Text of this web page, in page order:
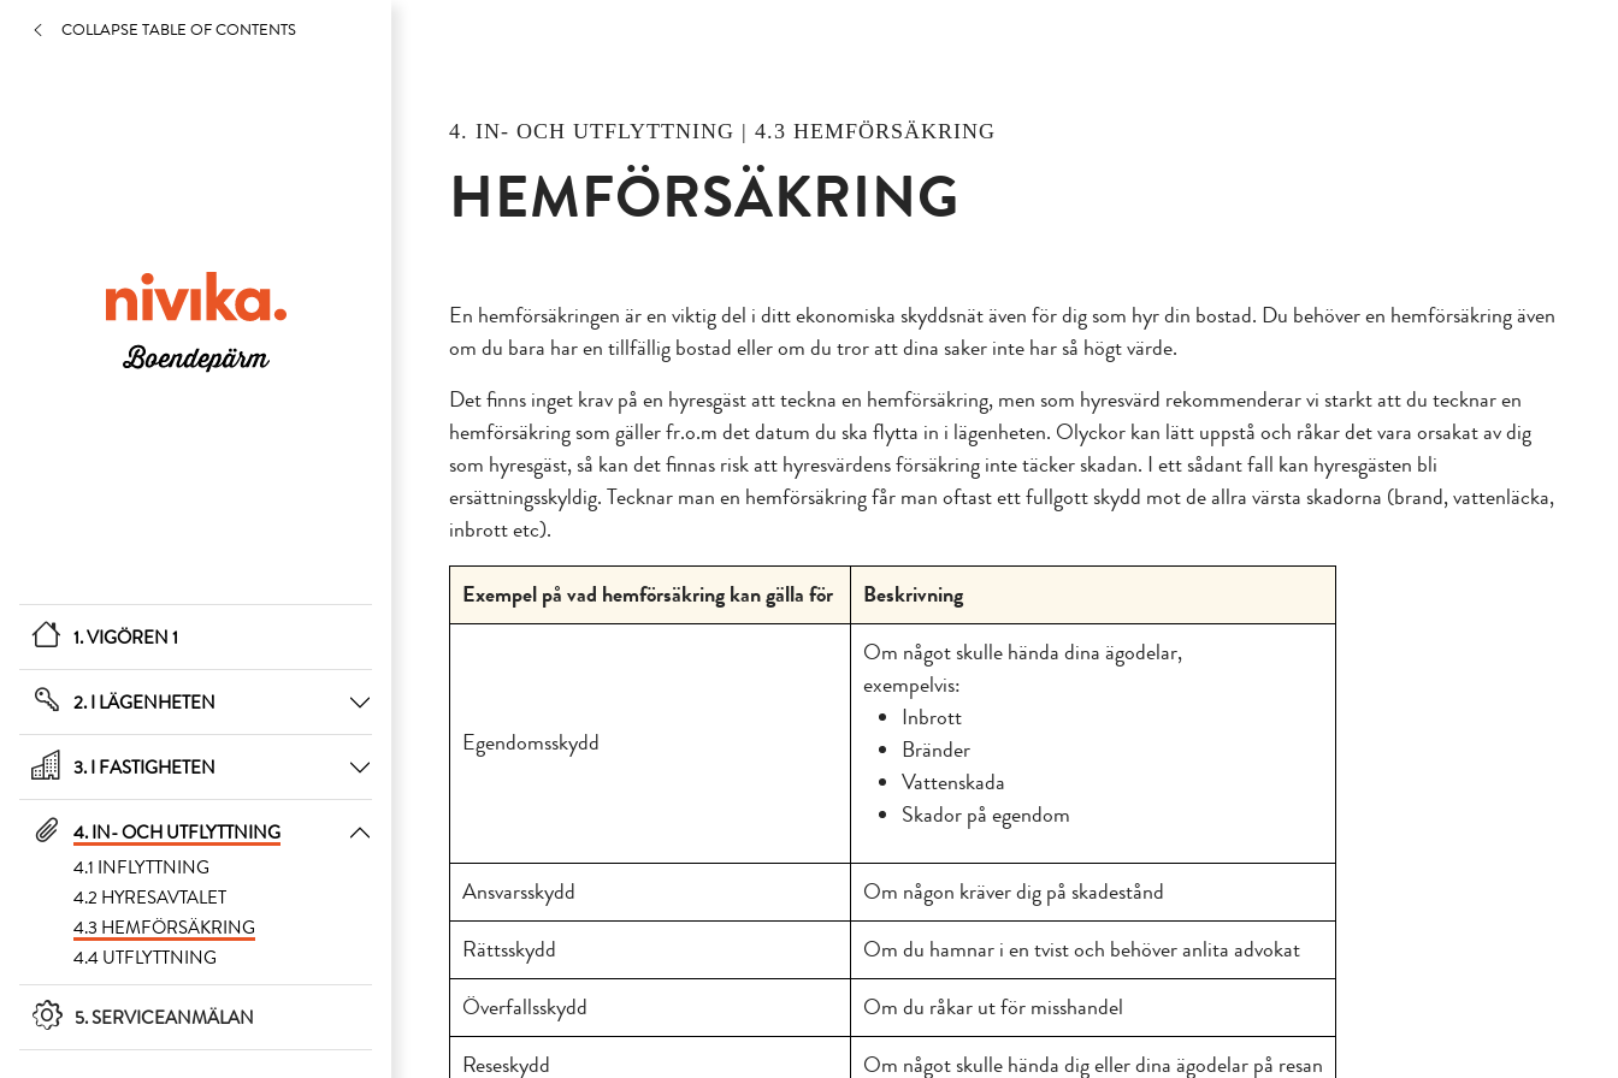
COLLAPSE TABLE OF CONTENTS
1. VIGÖREN 1
2. I LÄGENHETEN
3. I FASTIGHETEN
4. IN- OCH UTFLYTTNING
4.1 INFLYTTNING
4.2 HYRESAVTALET
4.3 HEMFÖRSÄKRING
4.4 UTFLYTTNING
5. SERVICEANMÄLAN
4. IN- OCH UTFLYTTNING | 4.3 HEMFÖRSÄKRING
HEMFÖRSÄKRING
En hemförsäkringen är en viktig del i ditt ekonomiska skyddsnät även för dig som hyr din bostad. Du behöver en hemförsäkring även
om du bara har en tillfällig bostad eller om du tror att dina saker inte har så högt värde.
Det finns inget krav på en hyresgäst att teckna en hemförsäkring, men som hyresvärd rekommenderar vi starkt att du tecknar en
hemförsäkring som gäller fr.o.m det datum du ska flytta in i lägenheten. Olyckor kan lätt uppstå och råkar det vara orsakat av dig
som hyresgäst, så kan det finnas risk att hyresvärdens försäkring inte täcker skadan. I ett sådant fall kan hyresgästen bli
ersättningsskyldig. Tecknar man en hemförsäkring får man oftast ett fullgott skydd mot de allra värsta skadorna (brand, vattenläcka,
inbrott etc).
Exempel på vad hemförsäkring kan gälla för Beskrivning
Egendomsskydd
Om något skulle hända dina ägodelar,
exempelvis:
Inbrott
Bränder
Vattenskada
Skador på egendom
Ansvarsskydd
Om någon kräver dig på skadestånd
Rättsskydd
Om du hamnar i en tvist och behöver anlita advokat
Överfallsskydd
Om du råkar ut för misshandel
Reseskydd
Om något skulle hända dig eller dina ägodelar på resan